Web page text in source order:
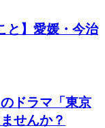
と】愛媛・今治
ドラマ「東京
せんか？